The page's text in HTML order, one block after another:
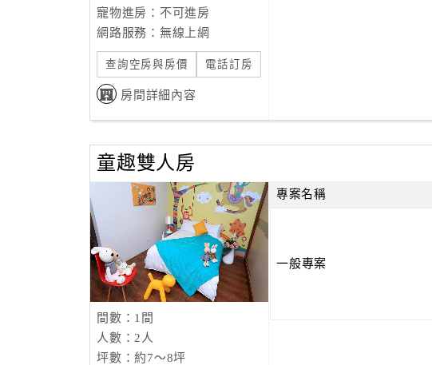
寵物進房：不可進房
網路服務：無線上網
查詢空房與房價 電話訂房
房間詳細內容
童趣雙人房
間數：1間
人數：2人
坪數：約7～8坪
專案名稱
一般專案